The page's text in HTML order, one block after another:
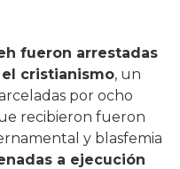
fueron arrestadas
cristianismo, un
por ocho
recibieron fueron
y blasfemia
a ejecución